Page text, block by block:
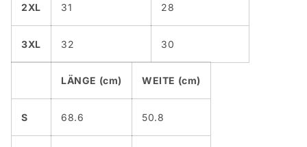
2XL 31 28
3XL 32 30
LÄNGE (cm) WEITE (cm)
S 68.6 50.8